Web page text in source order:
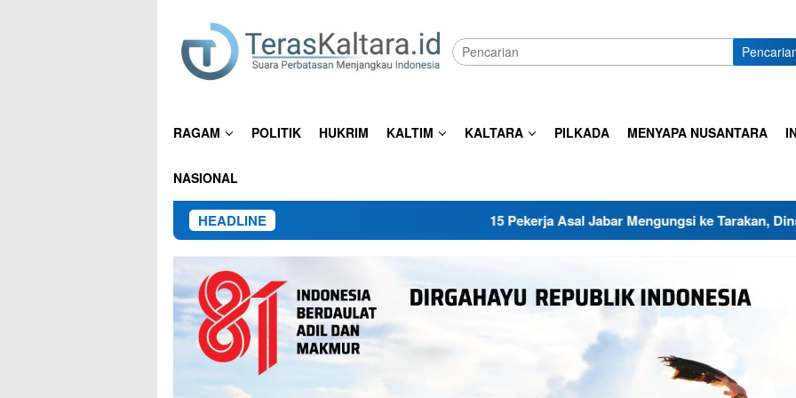
konten
RAGAM POLITIK HUKRIM KALTIM KALTARA PILKADA MENYAPA NUSANTARA
NASIONAL
HEADLINE 15 Pekerja Asal Jabar Mengungsi ke Tarakan, Dinsos Turun Tangan